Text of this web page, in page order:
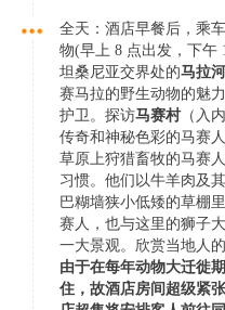
全天：酒店早餐后，乘
物(早上 8 点出发，下午
坦桑尼亚交界处的马拉
赛马拉的野生动物的魅
护卫。探访马赛村（入
传奇和神秘色彩的马赛
草原上狩猎畜牧的马赛
习惯。他们以牛羊肉及
巴糊墙狭小低矮的草棚
赛人，也与这里的狮子
一大景观。欣赏当地人
由于在每年动物大迁徙
住，故酒店房间超级紧